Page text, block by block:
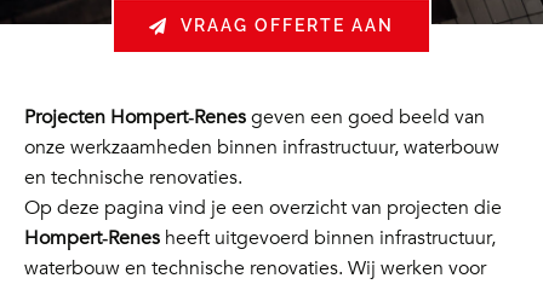
VRAAG OFFERTE AAN
Projecten Hompert‑Renesgeven een goed beeld van
onze werkzaamheden binnen infrastructuur, waterbouw
en technische renovaties.
Op deze pagina vind je een overzicht van projecten die
Hompert‑Renesheeft uitgevoerd binnen infrastructuur,
waterbouw en technische renovaties. Wij werken voor